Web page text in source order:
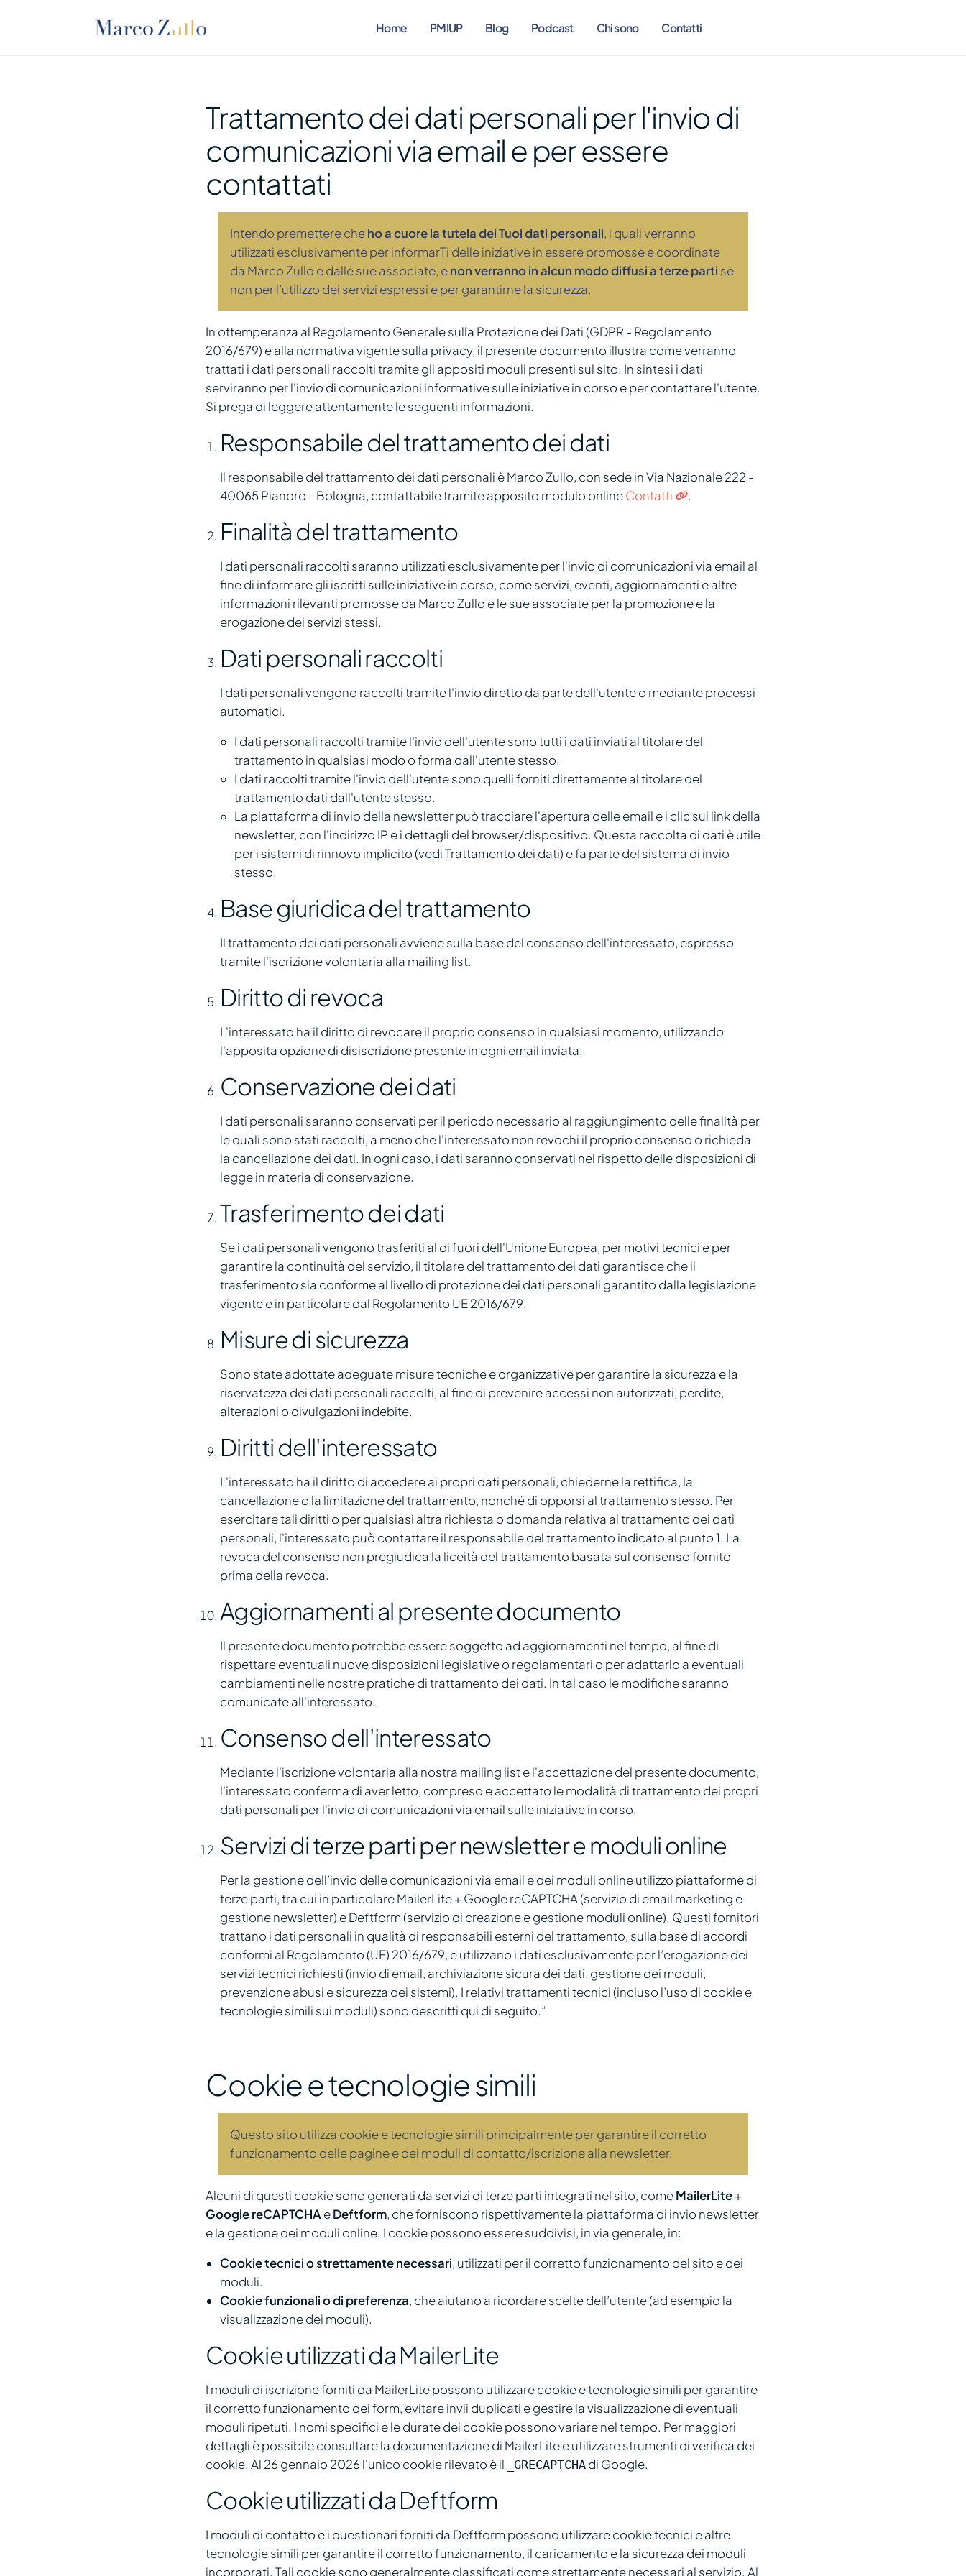
Home PMIUP Blog Podcast Chi sono Contatti
Trattamento dei dati personali per l'invio di
comunicazioni via email e per essere
contattati
Intendo premettere cheho a cuore la tutela dei Tuoi dati personali, i quali verranno
utilizzati esclusivamente per informarTi delle iniziative in essere promosse e coordinate
da Marco Zullo e dalle sue associate, enon verranno in alcun modo diffusi a terze parti se
non per l’utilizzo dei servizi espressi e per garantirne la sicurezza.
In ottemperanza al Regolamento Generale sulla Protezione dei Dati (GDPR - Regolamento
2016/679) e alla normativa vigente sulla privacy, il presente documento illustra come verranno
trattati i dati personali raccolti tramite gli appositi moduli presenti sul sito. In sintesi i dati
serviranno per l'invio di comunicazioni informative sulle iniziative in corso e per contattare l'utente.
Si prega di leggere attentamente le seguenti informazioni.
Responsabile del trattamento dei dati
Il responsabile del trattamento dei dati personali è Marco Zullo, con sede in Via Nazionale 222 -
40065 Pianoro - Bologna, contattabile tramite apposito modulo onlineContatti .
Finalità del trattamento
I dati personali raccolti saranno utilizzati esclusivamente per l'invio di comunicazioni via email al
fine di informare gli iscritti sulle iniziative in corso, come servizi, eventi, aggiornamenti e altre
informazioni rilevanti promosse da Marco Zullo e le sue associate per la promozione e la
erogazione dei servizi stessi.
Dati personali raccolti
I dati personali vengono raccolti tramite l'invio diretto da parte dell'utente o mediante processi
automatici.
I dati personali raccolti tramite l'invio dell'utente sono tutti i dati inviati al titolare del
trattamento in qualsiasi modo o forma dall'utente stesso.
I dati raccolti tramite l'invio dell'utente sono quelli forniti direttamente al titolare del
trattamento dati dall'utente stesso.
La piattaforma di invio della newsletter può tracciare l'apertura delle email e i clic sui link della
newsletter, con l'indirizzo IP e i dettagli del browser/dispositivo. Questa raccolta di dati è utile
per i sistemi di rinnovo implicito (vedi Trattamento dei dati) e fa parte del sistema di invio
stesso.
Base giuridica del trattamento
Il trattamento dei dati personali avviene sulla base del consenso dell'interessato, espresso
tramite l'iscrizione volontaria alla mailing list.
Diritto di revoca
L'interessato ha il diritto di revocare il proprio consenso in qualsiasi momento, utilizzando
l'apposita opzione di disiscrizione presente in ogni email inviata.
Conservazione dei dati
I dati personali saranno conservati per il periodo necessario al raggiungimento delle finalità per
le quali sono stati raccolti, a meno che l'interessato non revochi il proprio consenso o richieda
la cancellazione dei dati. In ogni caso, i dati saranno conservati nel rispetto delle disposizioni di
legge in materia di conservazione.
Trasferimento dei dati
Se i dati personali vengono trasferiti al di fuori dell'Unione Europea, per motivi tecnici e per
garantire la continuità del servizio, il titolare del trattamento dei dati garantisce che il
trasferimento sia conforme al livello di protezione dei dati personali garantito dalla legislazione
vigente e in particolare dal Regolamento UE 2016/679.
Misure di sicurezza
Sono state adottate adeguate misure tecniche e organizzative per garantire la sicurezza e la
riservatezza dei dati personali raccolti, al fine di prevenire accessi non autorizzati, perdite,
alterazioni o divulgazioni indebite.
Diritti dell'interessato
L'interessato ha il diritto di accedere ai propri dati personali, chiederne la rettifica, la
cancellazione o la limitazione del trattamento, nonché di opporsi al trattamento stesso. Per
esercitare tali diritti o per qualsiasi altra richiesta o domanda relativa al trattamento dei dati
personali, l'interessato può contattare il responsabile del trattamento indicato al punto 1. La
revoca del consenso non pregiudica la liceità del trattamento basata sul consenso fornito
prima della revoca.
Aggiornamenti al presente documento
Il presente documento potrebbe essere soggetto ad aggiornamenti nel tempo, al fine di
rispettare eventuali nuove disposizioni legislative o regolamentari o per adattarlo a eventuali
cambiamenti nelle nostre pratiche di trattamento dei dati. In tal caso le modifiche saranno
comunicate all'interessato.
Consenso dell'interessato
Mediante l'iscrizione volontaria alla nostra mailing list e l'accettazione del presente documento,
l'interessato conferma di aver letto, compreso e accettato le modalità di trattamento dei propri
dati personali per l'invio di comunicazioni via email sulle iniziative in corso.
Servizi di terze parti per newsletter e moduli online
Per la gestione dell’invio delle comunicazioni via email e dei moduli online utilizzo piattaforme di
terze parti, tra cui in particolare MailerLite + Google reCAPTCHA (servizio di email marketing e
gestione newsletter) e Deftform (servizio di creazione e gestione moduli online). Questi fornitori
trattano i dati personali in qualità di responsabili esterni del trattamento, sulla base di accordi
conformi al Regolamento (UE) 2016/679, e utilizzano i dati esclusivamente per l’erogazione dei
servizi tecnici richiesti (invio di email, archiviazione sicura dei dati, gestione dei moduli,
prevenzione abusi e sicurezza dei sistemi). I relativi trattamenti tecnici (incluso l’uso di cookie e
tecnologie simili sui moduli) sono descritti qui di seguito.”
Cookie e tecnologie simili
Questo sito utilizza cookie e tecnologie simili principalmente per garantire il corretto
funzionamento delle pagine e dei moduli di contatto/iscrizione alla newsletter.
Alcuni di questi cookie sono generati da servizi di terze parti integrati nel sito, comeMailerLite+
Google reCAPTCHAeDeftform, che forniscono rispettivamente la piattaforma di invio newsletter
e la gestione dei moduli online. I cookie possono essere suddivisi, in via generale, in:
Cookie tecnici o strettamente necessari, utilizzati per il corretto funzionamento del sito e dei
moduli.
Cookie funzionali o di preferenza, che aiutano a ricordare scelte dell’utente (ad esempio la
visualizzazione dei moduli).
Cookie utilizzati da MailerLite
I moduli di iscrizione forniti da MailerLite possono utilizzare cookie e tecnologie simili per garantire
il corretto funzionamento dei form, evitare invii duplicati e gestire la visualizzazione di eventuali
moduli ripetuti. I nomi specifici e le durate dei cookie possono variare nel tempo. Per maggiori
dettagli è possibile consultare la documentazione di MailerLite e utilizzare strumenti di verifica dei
cookie. Al 26 gennaio 2026 l'unico cookie rilevato è il
_GRECAPTCHA di Google.
Cookie utilizzati da Deftform
I moduli di contatto e i questionari forniti da Deftform possono utilizzare cookie tecnici e altre
tecnologie simili per garantire il corretto funzionamento, il caricamento e la sicurezza dei moduli
incorporati. Tali cookie sono generalmente classificati come strettamente necessari al servizio. Al